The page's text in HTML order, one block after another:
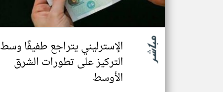
الإسترليني يتراجع طفيفًا وسط
التركيز على تطورات الشرق
الأوسط